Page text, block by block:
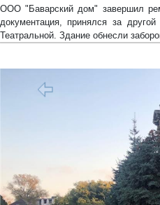
ООО "Баварский дом" завершил
документация, принялся за
Театральной. Здание обнесли